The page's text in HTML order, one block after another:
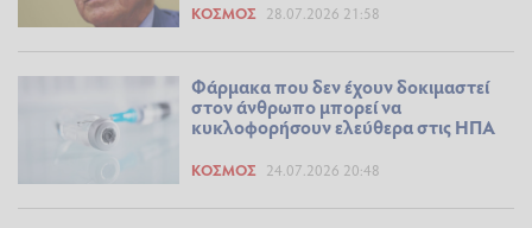
ΚΌΣΜΟΣ 28.07.2026 21:58
Φάρμακα που δεν έχουν δοκιμαστεί
στον άνθρωπο μπορεί να
κυκλοφορήσουν ελεύθερα στις ΗΠΑ
ΚΌΣΜΟΣ 24.07.2026 20:48